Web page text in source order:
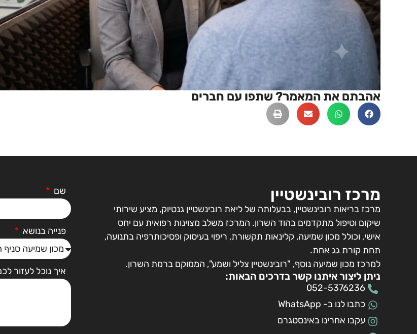
אהבתם את המאמר? שתפו עם חברים
מרכז רובינשטיין
מרכז בריאות רובינשטיין, בבעלותה של ליאת רובינשטיין גנטיוק, מציע שירותי
שיקום וטיפול מתקדמים בהוד השרון. המרכז משלב מצוינות רפואית עם יחס
אישי, וכולל מכון שמיעה, קלינאות תקשורת, ריפוי בעיסוק ופסיכותרפיה בתנועה,
תחת קורת גג אחת.
למרכז מכון שמיעה נוסף, "רובינשטיין צליל ושמע", הממוקם ברמת השרון.
ניתן ליצור איתנו קשר בדרכים הבאות:
052-5376236
כתבו לנו ב- WhatsApp
עקבו אחרינו באינסטגרם
שם
פנייה בנושא
איך נוכל לעזור